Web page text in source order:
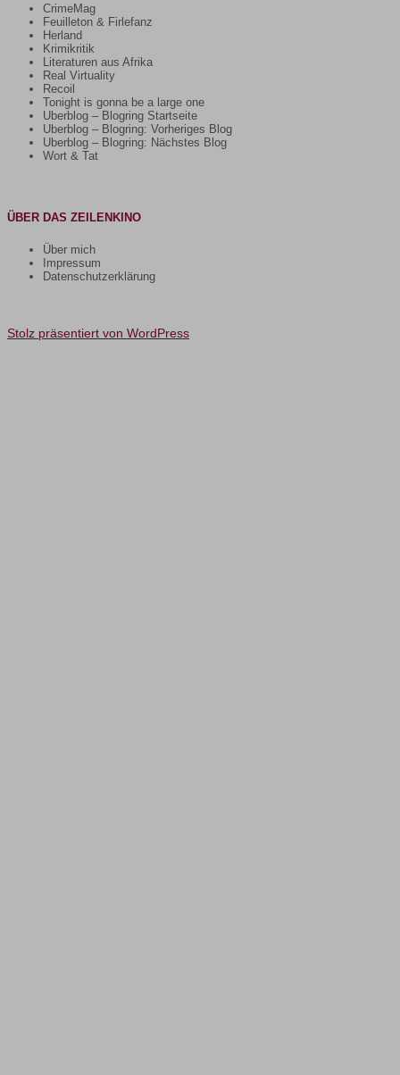
CrimeMag
Feuilleton & Firlefanz
Herland
Krimikritik
Literaturen aus Afrika
Real Virtuality
Recoil
Tonight is gonna be a large one
Uberblog – Blogring Startseite
Uberblog – Blogring: Vorheriges Blog
Uberblog – Blogring: Nächstes Blog
Wort & Tat
ÜBER DAS ZEILENKINO
Über mich
Impressum
Datenschutzerklärung
Stolz präsentiert von WordPress